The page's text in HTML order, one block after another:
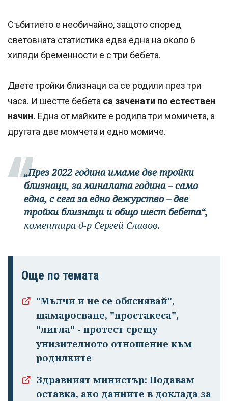
Събитието е необичайно, защото според
световната статистика едва една на около 6
хиляди бременности е с три бебета.
Двете тройки близнаци са се родили през три
часа. И шестте бебета са заченати по естествен
начин. Една от майките е родила три момичета, а
другата две момчета и едно момиче.
„През 2022 година имаме две тройки
близнаци, за миналата година – само
една, с сега за едно дежурство – две
тройки близнаци и общо шест бебета“,
коментира д-р Сергей Славов.
Още по темата
"Мълчи и не се обяснявай",
шамаросване, "простакеса",
"лигла" - протест срещу
унизителното отношение към
родилките
Здравният министър: Подавам
оставка, ако данните в доклада за